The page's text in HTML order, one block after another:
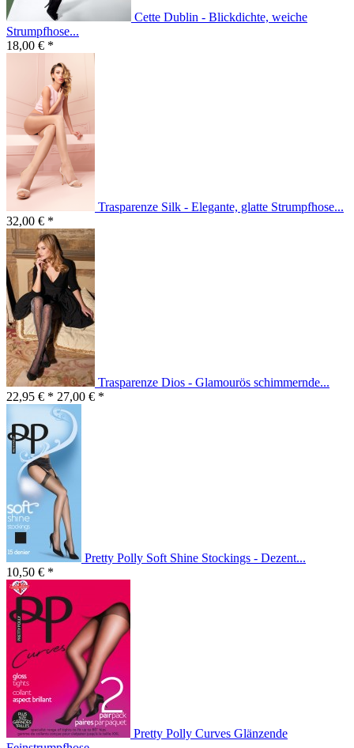
Cette Dublin - Blickdichte, weiche
Strumpfhose...
18,00 € *
Trasparenze Silk - Elegante, glatte Strumpfhose...
32,00 € *
Trasparenze Dios - Glamourös schimmernde...
22,95 € * 27,00 € *
Pretty Polly Soft Shine Stockings - Dezent...
10,50 € *
Pretty Polly Curves Glänzende